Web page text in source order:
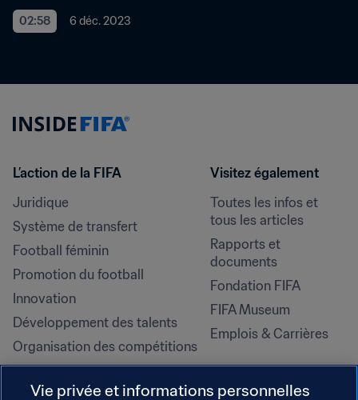
02:58 6 déc. 2023
L’action de la FIFA
Juridique
Système de transfert
Football féminin
Promotion du football
Innovation
Développement des talents
Organisation des compétitions
Développement durable
Droits de l'homme et lutte contre
Visitez également
Toutes les infos et
tous les articles
Rapports et
documents
Fondation FIFA
FIFA Museum
Emplois & Carrières
Vie privée et informations personnelles